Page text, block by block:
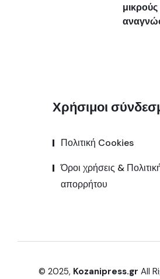
μικρούς
Χρήσιμοι
Πολιτική Cookies
Όροι χρήσεις &
απορρήτου
© 2025, Kozanipress.gr All